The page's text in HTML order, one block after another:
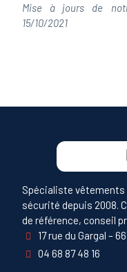
Mise à jours de
15/10/2021
Spécialiste vêtements
sécurité depuis 2008.
de référence, conseil
17 rue du Gargal –
04 68 87 48 16